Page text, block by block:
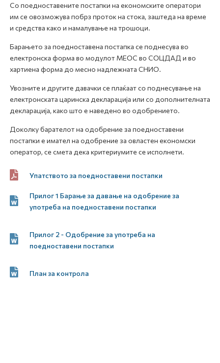
Со поедноставените постапки на економските оператори
им се овозможува побрз проток на стока, заштеда на време
и средства како и намалување на трошоци.
Барањето за поедноставена постапка се поднесува во
електронска форма во модулот МЕОС во СОЦДАД и во
хартиена форма до месно надлежната СНИО.
Увозните и другите давачки се плаќаат со поднесување на
електронската царинска декларација или со дополнителната
декларација, како што е наведено во одобрението.
Доколку барателот на одобрение за поедноставени
постапки е имател на одобрение за овластен економски
оператор, се смета дека критериумите се исполнети.
Упатството за поедноставени постапки
Прилог 1 Барање за давање на одобрение за
употреба на поедноставени постапки
Прилог 2 - Одобрение за употреба на
поедноставени постапки
План за контрола